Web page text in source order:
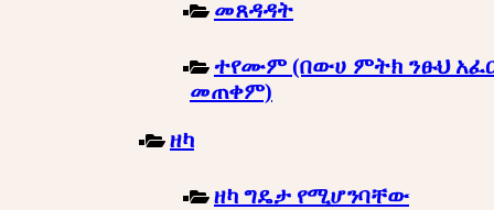
መጸዳዳት
ተየሙም (በውሀ ምትክ ንፁህ
መጠቀም)
ዘካ
ዘካ ግዴታ የሚሆንባቸው